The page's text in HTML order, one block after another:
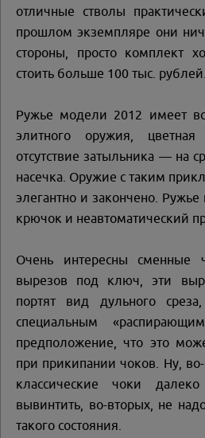
отличные стволы
прошлом экземпляре они
стороны, просто комплект
стоить больше 100 тыс. рублей.
Ружье модели 2012 имеет
элитного оружия,
отсутствие затыльника — на
насечка. Оружие с таким
элегантно и закончено.
крючок и неавтоматический
Очень интересны
вырезов под ключ, эти
портят вид дульного
специальным
предположение, что это
при прикипании чоков. Ну,
классические чоки
вывинтить, во-вторых, не
такого состояния.